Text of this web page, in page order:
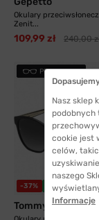
Okulary
Zenit...
109,99 zł 240,00
PRZYMIERZ
-37% WYSYŁKA 24H
Tommy Hilfiger
Nasz sklep
podobnych
cookie jest
celów,
naszego
Informacje